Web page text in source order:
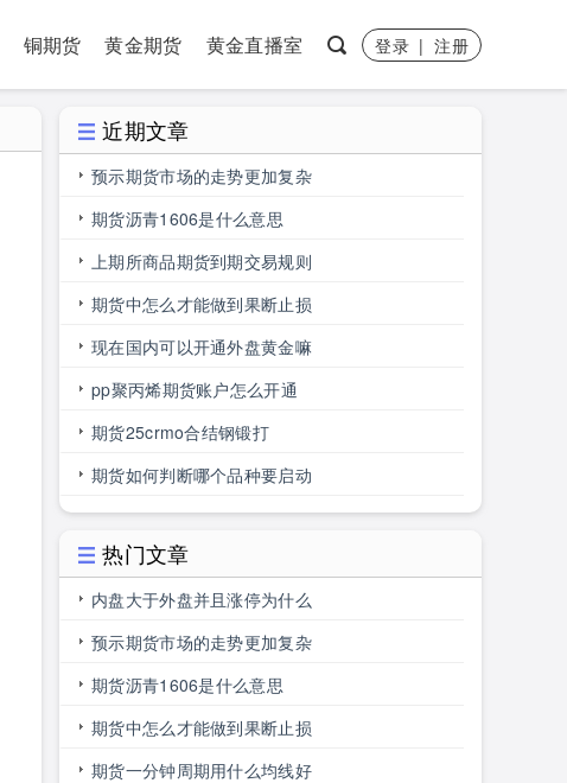
铜期货 黄金期货 黄金直播室 登录|注册
近期文章
预示期货市场的走势更加复杂
期货沥青1606是什么意思
上期所商品期货到期交易规则
期货中怎么才能做到果断止损
现在国内可以开通外盘黄金嘛
pp聚丙烯期货账户怎么开通
期货25crmo合结钢锻打
期货如何判断哪个品种要启动
热门文章
内盘大于外盘并且涨停为什么
预示期货市场的走势更加复杂
期货沥青1606是什么意思
期货中怎么才能做到果断止损
期货一分钟周期用什么均线好